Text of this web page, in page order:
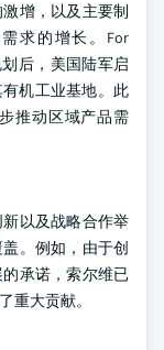
增，以及主要制
求的增长。For
后，美国陆军启
机工业基地。此
推动区域产品需
以及战略合作举
。例如，由于创
承诺，索尔维已
重大贡献。